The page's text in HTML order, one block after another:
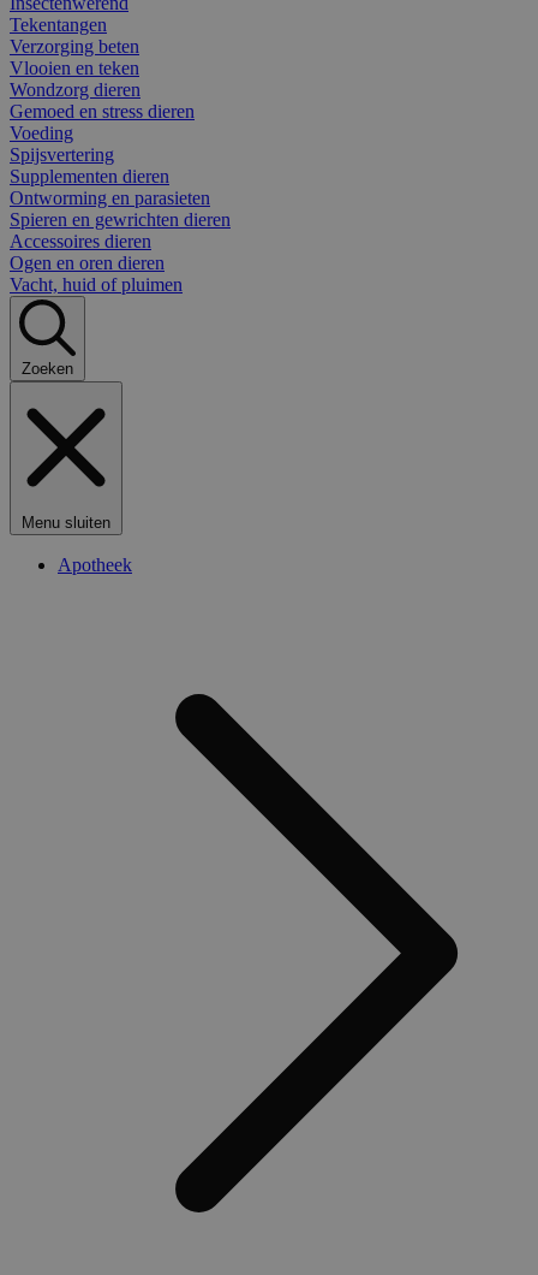
Tekentangen
Verzorging beten
Vlooien en teken
Wondzorg dieren
Gemoed en stress dieren
Voeding
Spijsvertering
Supplementen dieren
Ontworming en parasieten
Spieren en gewrichten dieren
Accessoires dieren
Ogen en oren dieren
Vacht, huid of pluimen
Zoeken
Menu sluiten
Apotheek